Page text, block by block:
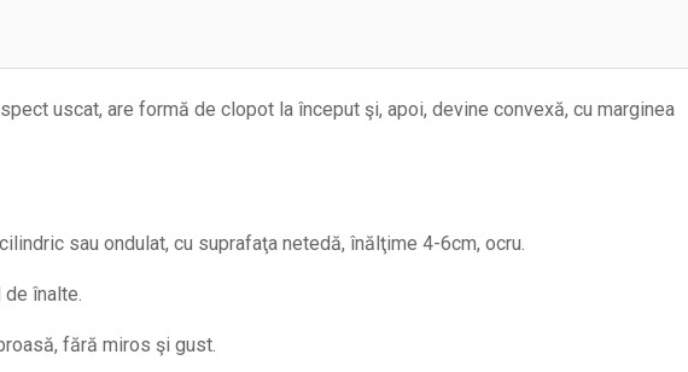
uscat, are formă de clopot la început şi, apoi, devine convexă, cu marginea
sau ondulat, cu suprafaţa netedă, înălţime 4-6cm, ocru.
înalte.
fără miros şi gust.